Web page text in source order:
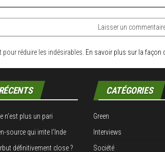
réduire les indésirables. En savoir plus sur la façon
n’est plus un pari
source qui irrite l’Inde
définitivement close ?
CATÉGORIES
Green
Interviews
Société